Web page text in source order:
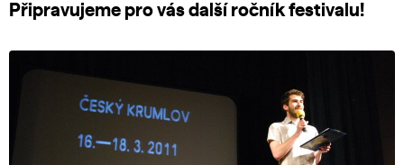
Připravujeme pro vás další ročník festivalu!